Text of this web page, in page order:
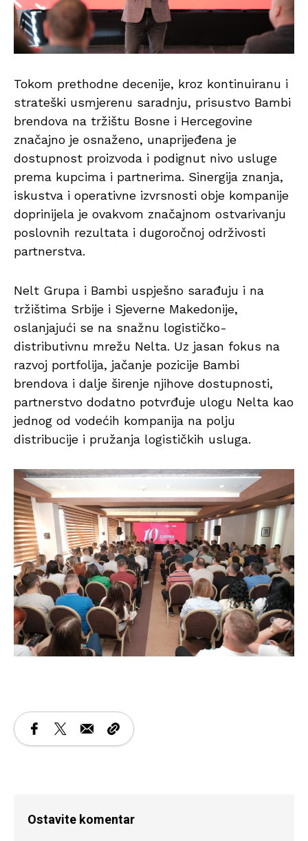
Tokom prethodne decenije, kroz kontinuiranu i
strateški usmjerenu saradnju, prisustvo Bambi
brendova na tržištu Bosne i Hercegovine
značajno je osnaženo, unaprijeđena je
dostupnost proizvoda i podignut nivo usluge
prema kupcima i partnerima. Sinergija znanja,
iskustva i operativne izvrsnosti obje kompanije
doprinijela je ovakvom značajnom ostvarivanju
poslovnih rezultata i dugoročnoj održivosti
partnerstva.
Nelt Grupa i Bambi uspješno sarađuju i na
tržištima Srbije i Sjeverne Makedonije,
oslanjajući se na snažnu logističko-
distributivnu mrežu Nelta. Uz jasan fokus na
razvoj portfolija, jačanje pozicije Bambi
brendova i dalje širenje njihove dostupnosti,
partnerstvo dodatno potvrđuje ulogu Nelta kao
jednog od vodećih kompanija na polju
distribucije i pružanja logističkih usluga.
Ostavite komentar